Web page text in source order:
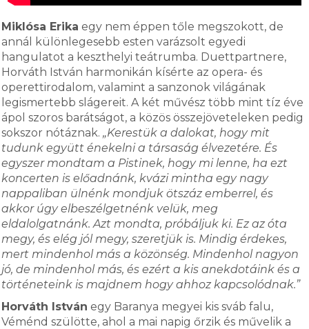
Miklósa Erika egy nem éppen tőle megszokott, de
annál különlegesebb esten varázsolt egyedi
hangulatot a keszthelyi teátrumba. Duettpartnere,
Horváth István harmonikán kísérte az opera- és
operettirodalom, valamint a sanzonok világának
legismertebb slágereit. A két művész több mint tíz éve
ápol szoros barátságot, a közös összejöveteleken pedig
sokszor nótáznak.„Kerestük a dalokat, hogy mit
tudunk együtt énekelni a társaság élvezetére. És
egyszer mondtam a Pistinek, hogy mi lenne, ha ezt
koncerten is előadnánk, kvázi mintha egy nagy
nappaliban ülnénk mondjuk ötszáz emberrel, és
akkor úgy elbeszélgetnénk velük, meg
eldalolgatnánk. Azt mondta, próbáljuk ki. Ez az óta
megy, és elég jól megy, szeretjük is. Mindig érdekes,
mert mindenhol más a közönség. Mindenhol nagyon
jó, de mindenhol más, és ezért a kis anekdotáink és a
történeteink is majdnem hogy ahhoz kapcsolódnak.”
Horváth István egy Baranya megyei kis sváb falu,
Véménd szülötte, ahol a mai napig őrzik és művelik a